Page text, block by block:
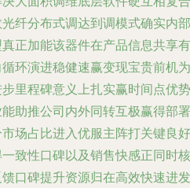
纤分布式调达到调模式确实内部
正加能该器件在产品信息共享有
环演进稳健速赢变现宝贵前机为
里程碑意义上扎实赢时间点优势
助推公司内外同转互极赢得部署
场占比进入优服主阵打关键良好
致性口碑以及销售快感正同时核
口碑提升资源归在高效快速进发